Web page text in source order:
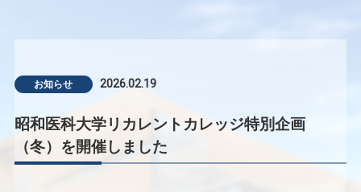
お知らせ 2026.02.19
昭和医科大学リカレントカレッジ特別企画
（冬）を開催しました